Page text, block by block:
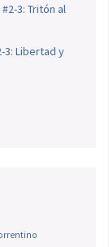
3: Tritón al
3: Libertad y